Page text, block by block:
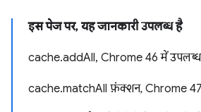
इस पेज पर, यह जानकारी उपलब्ध है
cache.addAll, Chrome 46 में
cache.matchAll फ़ंक्शन, Chrome 47